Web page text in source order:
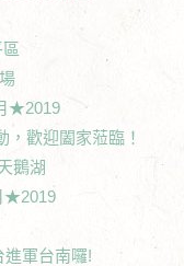
★2019
歡迎闔家蒞臨！
鵝湖
★2019
進軍台南囉!